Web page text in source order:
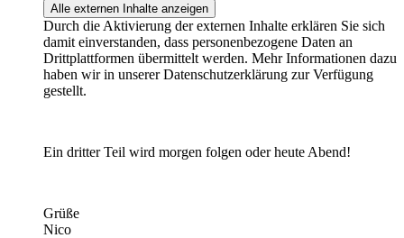
Alle externen Inhalte anzeigen
Durch die Aktivierung der externen Inhalte erklären Sie sich
damit einverstanden, dass personenbezogene Daten an
Drittplattformen übermittelt werden. Mehr Informationen dazu
haben wir in unserer Datenschutzerklärung zur Verfügung
gestellt.
Ein dritter Teil wird morgen folgen oder heute Abend!
Grüße
Nico